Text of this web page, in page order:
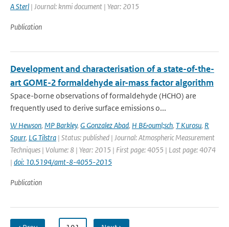
A Sterl | Journal: knmi document | Year: 2015
Publication
Development and characterisation of a state-of-the-
art GOME-2 formaldehyde air-mass factor algorithm
Space-borne observations of formaldehyde (HCHO) are
frequently used to derive surface emissions o...
W Hewson, MP Barkley, G Gonzalez Abad, H B&ouml;sch, T Kurosu, R
Spurr, LG Tilstra | Status: published | Journal: Atmospheric Measurement
Techniques | Volume: 8 | Year: 2015 | First page: 4055 | Last page: 4074
| doi: 10.5194/amt-8-4055-2015
Publication